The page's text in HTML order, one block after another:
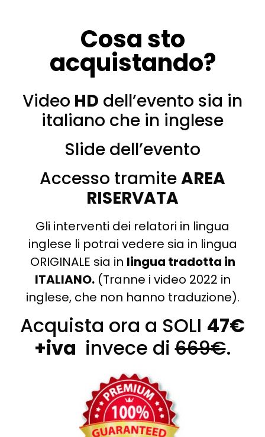
Cosa sto
acquistando?
Video HD dell’evento sia in
italiano che in inglese
Slide dell’evento
Accesso tramiteAREA
RISERVATA
Gli interventi dei relatori in lingua
inglese li potrai vedere sia in lingua
ORIGINALE sia in lingua tradotta in
ITALIANO.(Tranne i video 2022 in
inglese, che non hanno traduzione).
Acquista ora a SOLI 47€
+iva invece di669€.